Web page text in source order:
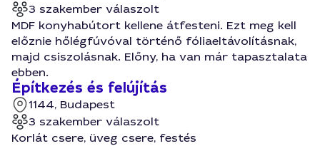
3 szakember válaszolt
MDF konyhabútort kellene átfesteni. Ezt meg kell
előznie hőlégfúvóval történő fóliaeltávolításnak,
majd csiszolásnak. Előny, ha van már tapasztalata
ebben.
Építkezés és felújítás
1144, Budapest
3 szakember válaszolt
Korlát csere, üveg csere, festés